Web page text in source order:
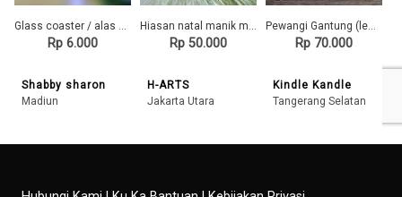
Glass coaster / alas gelas handmade
Rp 6.000
Shabby sharon
Madiun
Hiasan natal manik manik
Rp 50.000
H-ARTS
Jakarta Utara
Pewangi Gantung (lemari, laci) - Wax Sachet Premium - PINE
Rp 70.000
Kindle Kandle
Tangerang Selatan